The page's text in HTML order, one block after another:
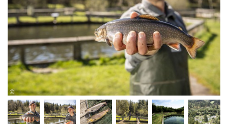
©Netzwerk Kulinarik/pov.at